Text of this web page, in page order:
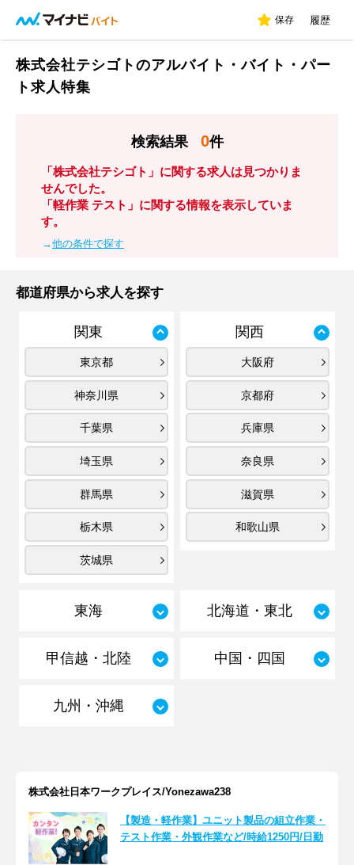
保存 履歴
株式会社テシゴトのアルバイト・バイト・パー
ト求人特集
検索結果 0件
「株式会社テシゴト」に関する求人は見つかりま
せんでした。
「軽作業 テスト」に関する情報を表示していま
す。
→他の条件で探す
都道府県から求人を探す
関東
東京都
神奈川県
千葉県
埼玉県
群馬県
栃木県
茨城県
関西
大阪府
京都府
兵庫県
奈良県
滋賀県
和歌山県
東海 北海道・東北
甲信越・北陸 中国・四国
九州・沖縄
株式会社日本ワークプレイス/Yonezawa238
【製造・軽作業】ユニット製品の組立作業・
テスト作業・外観作業など/時給1250円/日勤